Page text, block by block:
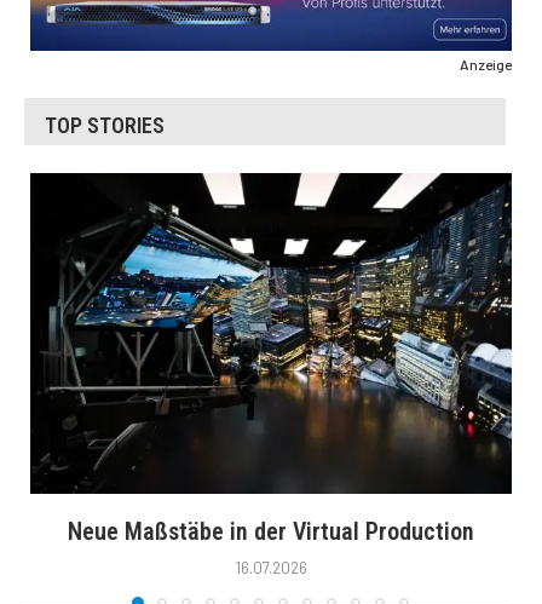
Anzeige
TOP STORIES
Neue Maßstäbe in der Virtual Production
16.07.2026